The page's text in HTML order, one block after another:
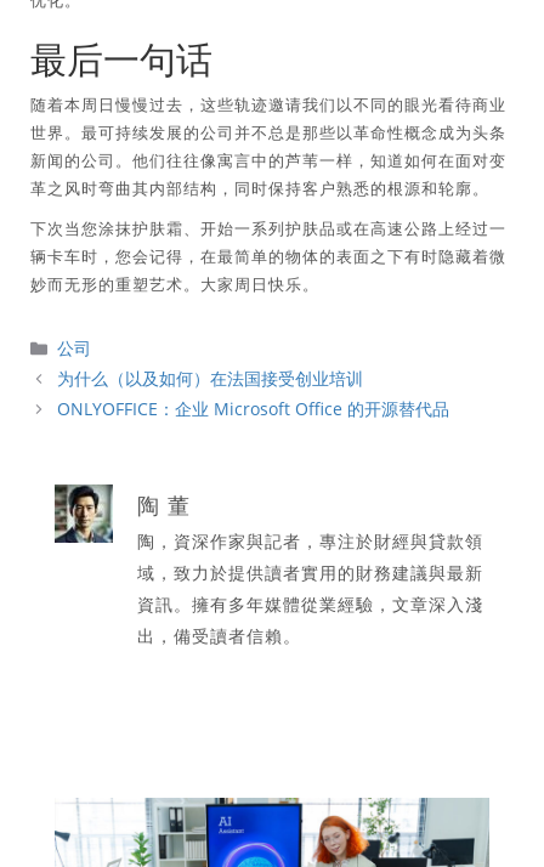
最后一句话
随着本周日慢慢过去，这些轨迹邀请我们以不同的眼光看待商业
世界。最可持续发展的公司并不总是那些以革命性概念成为头条
新闻的公司。他们往往像寓言中的芦苇一样，知道如何在面对变
革之风时弯曲其内部结构，同时保持客户熟悉的根源和轮廓。
下次当您涂抹护肤霜、开始一系列护肤品或在高速公路上经过一
辆卡车时，您会记得，在最简单的物体的表面之下有时隐藏着微
妙而无形的重塑艺术。大家周日快乐。
分
類
公司
为什么（以及如何）在法国接受创业培训
ONLYOFFICE：企业 Microsoft Office 的开源替代品
陶 董
陶，資深作家與記者，專注於財經與貸款領
域，致力於提供讀者實用的財務建議與最新
資訊。擁有多年媒體從業經驗，文章深入淺
出，備受讀者信賴。